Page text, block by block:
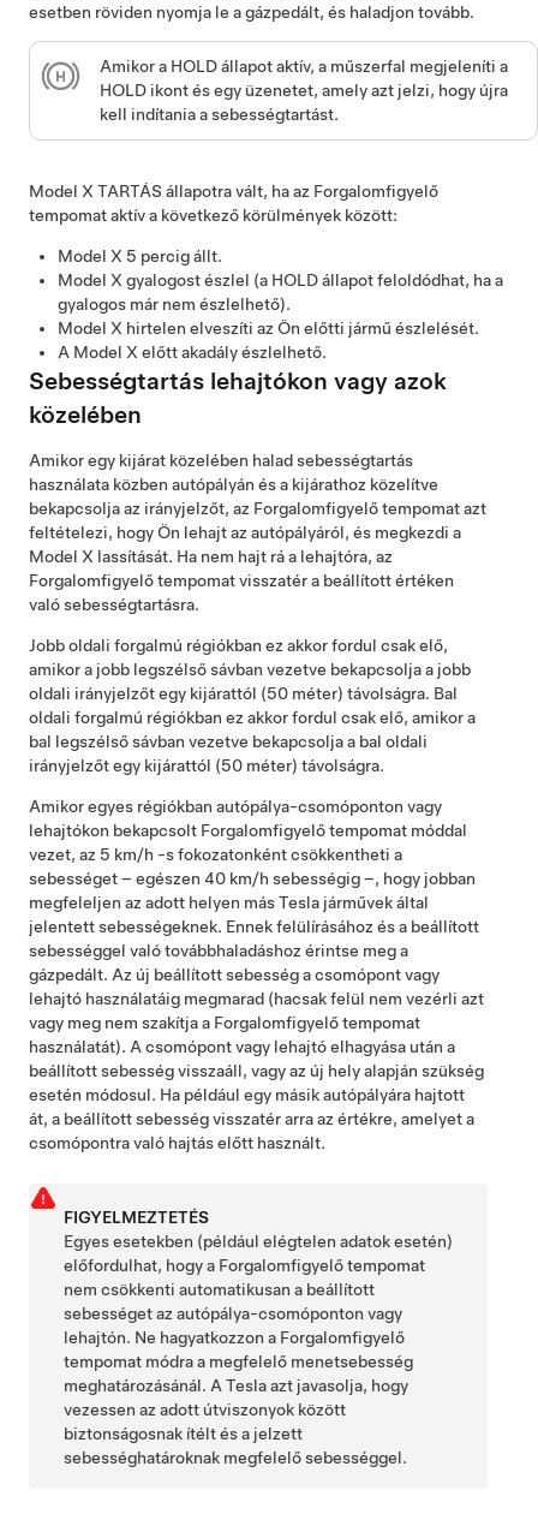
esetben röviden nyomja le a gázpedált, és haladjon tovább.
Amikor a HOLD állapot aktív, a műszerfal megjeleníti a
HOLD ikont és egy üzenetet, amely azt jelzi, hogy újra
kell indítania a sebességtartást.
Model X TARTÁS állapotra vált, ha az Forgalomfigyelő
tempomataktív a következő körülmények között:
Model X 5 percig állt.
Model X gyalogost észlel (a HOLD állapot feloldódhat, ha a
gyalogos már nem észlelhető).
Model X hirtelen elveszíti az Ön előtti jármű észlelését.
A Model X előtt akadály észlelhető.
Sebességtartás lehajtókon vagy azok
közelében
Amikor egy kijárat közelében halad sebességtartás
használata közben autópályán és a kijárathoz közelítve
bekapcsolja az irányjelzőt, az Forgalomfigyelő tempomatazt
feltételezi, hogy Ön lehajt az autópályáról, és megkezdi a
Model X lassítását. Ha nem hajt rá a lehajtóra, az
Forgalomfigyelő tempomatvisszatér a beállított értéken
való sebességtartásra.
Jobb oldali forgalmú régiókban ez akkor fordul csak elő,
amikor a jobb legszélső sávban vezetve bekapcsolja a jobb
oldali irányjelzőt egy kijárattól (50 méter) távolságra. Bal
oldali forgalmú régiókban ez akkor fordul csak elő, amikor a
bal legszélső sávban vezetve bekapcsolja a bal oldali
irányjelzőt egy kijárattól (50 méter) távolságra.
Amikoregyes régiókban autópálya-csomóponton vagy
lehajtókon bekapcsolt Forgalomfigyelő tempomat móddal
vezet, az 5 km/h -s fokozatonként csökkentheti a
sebességet – egészen 40 km/h sebességig –, hogy jobban
megfeleljen az adott helyen más Tesla járművek által
jelentett sebességeknek. Ennek felülírásához és a beállított
sebességgel való továbbhaladáshoz érintse meg a
gázpedált. Az új beállított sebesség a csomópont vagy
lehajtó használatáig megmarad (hacsak felül nem vezérli azt
vagy meg nem szakítja a Forgalomfigyelő tempomat
használatát). A csomópont vagy lehajtó elhagyása után a
beállított sebesség visszaáll, vagy az új hely alapján szükség
esetén módosul. Ha például egy másik autópályára hajtott
át, a beállított sebesség visszatér arra az értékre, amelyet a
csomópontra való hajtás előtt használt.
FIGYELMEZTETÉS
Egyes esetekben (például elégtelen adatok esetén)
előfordulhat, hogy a Forgalomfigyelő tempomat
nem csökkenti automatikusan a beállított
sebességet az autópálya-csomóponton vagy
lehajtón. Ne hagyatkozzon a Forgalomfigyelő
tempomat módra a megfelelő menetsebesség
meghatározásánál. A Tesla azt javasolja, hogy
vezessen az adott útviszonyok között
biztonságosnak ítélt és a jelzett
sebességhatároknak megfelelő sebességgel.